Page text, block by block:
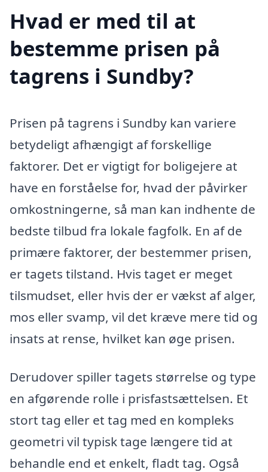
Hvad er med til at
bestemme prisen på
tagrens i Sundby?
Prisen på tagrens i Sundby kan variere
betydeligt afhængigt af forskellige
faktorer. Det er vigtigt for boligejere at
have en forståelse for, hvad der påvirker
omkostningerne, så man kan indhente de
bedste tilbud fra lokale fagfolk. En af de
primære faktorer, der bestemmer prisen,
er tagets tilstand. Hvis taget er meget
tilsmudset, eller hvis der er vækst af alger,
mos eller svamp, vil det kræve mere tid og
insats at rense, hvilket kan øge prisen.
Derudover spiller tagets størrelse og type
en afgørende rolle i prisfastsættelsen. Et
stort tag eller et tag med en kompleks
geometri vil typisk tage længere tid at
behandle end et enkelt, fladt tag. Også